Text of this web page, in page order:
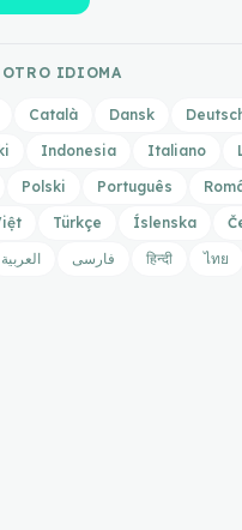
OTRO IDIOMA
Català Dansk
Indonesia Italiano
Polski Português
Türkçe Íslenska
العربية فارسی हिन्दी ไทย